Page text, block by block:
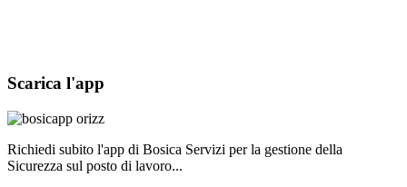
Scarica l'app
Richiedi subito l'app di Bosica Servizi per la gestione della
Sicurezza sul posto di lavoro...